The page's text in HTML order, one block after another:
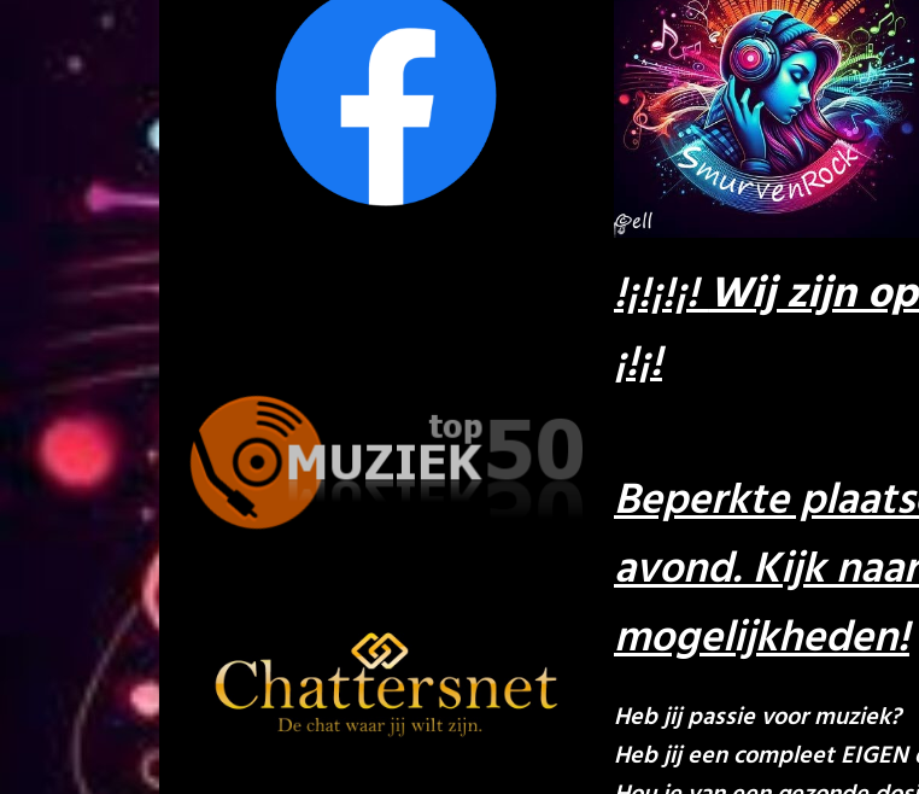
!¡!¡!¡!Wij zijn
¡!¡!
Beperkte
avond. Kijk
mogelijkheden!
Heb jij passie voor muziek?
Heb jij een compleet EIGEN